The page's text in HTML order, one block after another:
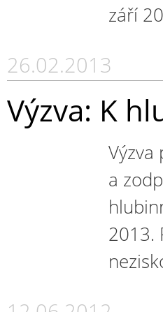
září
26.02.2013
Výzva: K
a
2013.